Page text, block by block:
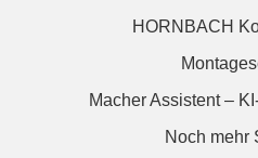
HORNBACH
Macher Assistent –
Noch mehr